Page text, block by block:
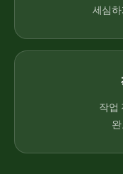
세심
작업